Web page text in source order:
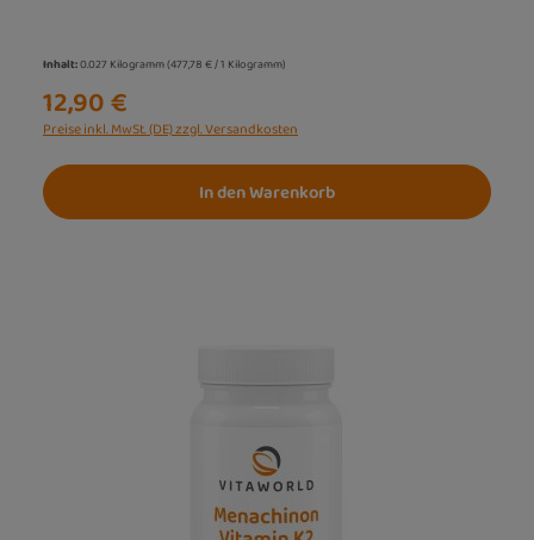
Inhalt:0.027 Kilogramm(477,78 € / 1 Kilogramm)
12,90 €
Preise inkl. MwSt. (DE) zzgl. Versandkosten
In den Warenkorb